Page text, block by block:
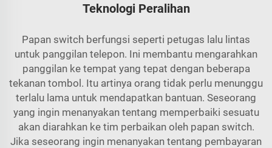
Teknologi Peralihan
Papan switch berfungsi seperti petugas lalu lintas
untuk panggilan telepon. Ini membantu mengarahkan
panggilan ke tempat yang tepat dengan beberapa
tekanan tombol. Itu artinya orang tidak perlu menunggu
terlalu lama untuk mendapatkan bantuan. Seseorang
yang ingin menanyakan tentang memperbaiki sesuatu
akan diarahkan ke tim perbaikan oleh papan switch.
Jika seseorang ingin menanyakan tentang pembayaran